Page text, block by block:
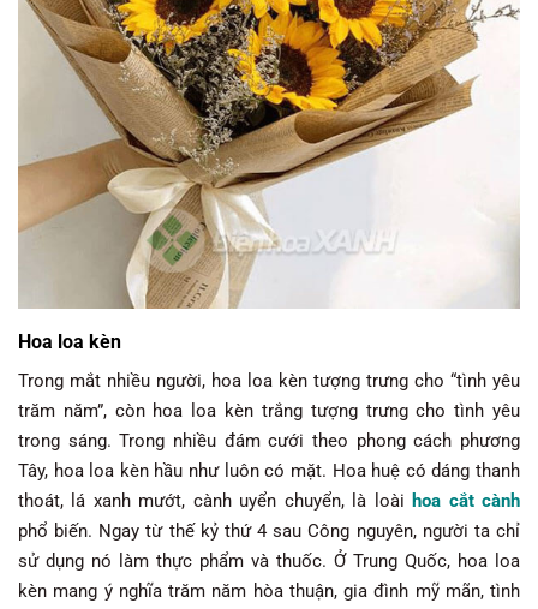
Hoa loa kèn
Trong mắt nhiều người, hoa loa kèn tượng trưng cho “tình yêu
trăm năm”, còn hoa loa kèn trắng tượng trưng cho tình yêu
trong sáng. Trong nhiều đám cưới theo phong cách phương
Tây, hoa loa kèn hầu như luôn có mặt. Hoa huệ có dáng thanh
thoát, lá xanh mướt, cành uyển chuyển, là loài hoa cắt cành
phổ biến. Ngay từ thế kỷ thứ 4 sau Công nguyên, người ta chỉ
sử dụng nó làm thực phẩm và thuốc. Ở Trung Quốc, hoa loa
kèn mang ý nghĩa trăm năm hòa thuận, gia đình mỹ mãn, tình